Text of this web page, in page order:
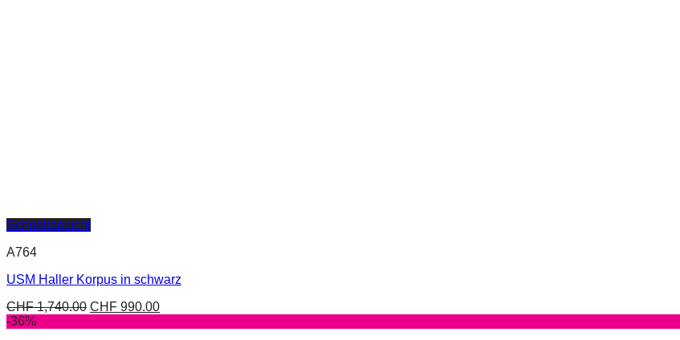
Schnellansicht
A764
USM Haller Korpus in schwarz
CHF1,740.00 CHF 990.00
-36%